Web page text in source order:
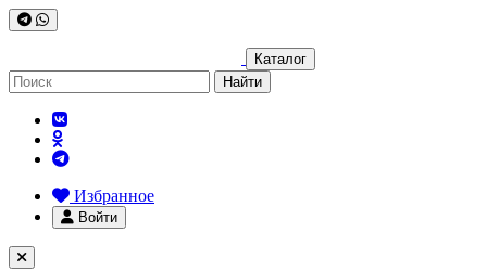
Каталог
Найти
Избранное
Войти